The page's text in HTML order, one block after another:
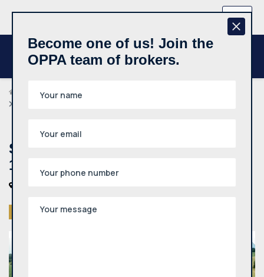
EN
Agents
Sklypas (namų valda), Pasienio g.,
14a
Become one of us! Join the
OPPA team of brokers.